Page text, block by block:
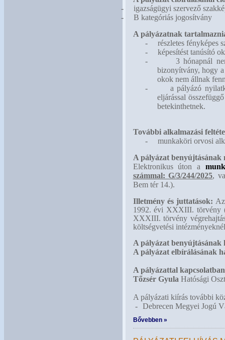
-
igazságügyi szervező
-
B kategóriás jogosítvány
A pályázatnak
-
részletes fényképes
-
képesítést tanúsító
-
3 hónapnál
bizonyítvány, hogy
okok nem állnak
-
a pályázó
eljárással
betekinthetnek.
További alkalmazási
-
munkaköri orvosi
A pályázat benyújtásának
Elektronikus úton a
számmal: G/3/244/2025,
Bem tér 14.).
Illetmény és juttatások:
1992. évi XXXIII. törvény
XXXIII. törvény
költségvetési
A pályázat benyújtásának
A pályázat elbírálásának
A pályázattal
Tőzsér Gyula Hatósági
A pályázati kiírás további
- Debrecen Megyei Jogú
Bővebben »